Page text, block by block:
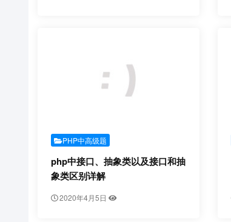
PHP中高级题
php中接口、抽象类以及接口和抽
象类区别详解
2020年4月5日